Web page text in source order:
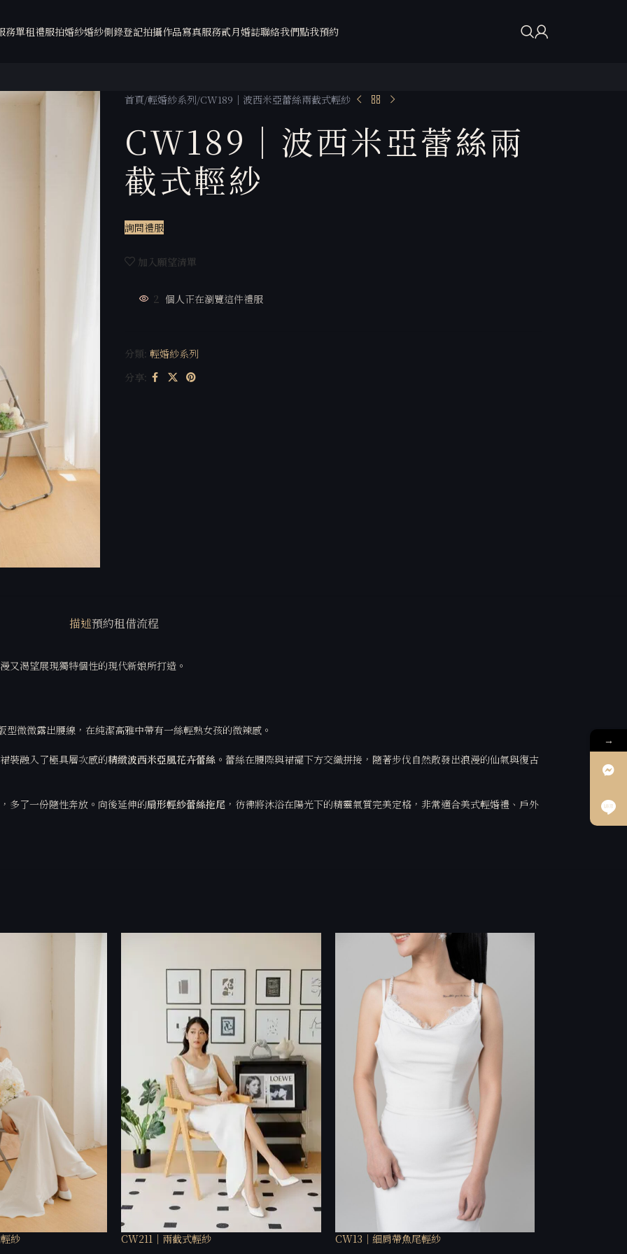
務單租禮服拍婚紗婚紗側錄登記拍攝作品寫真服務貳月婚誌聯絡我們點我預約
首頁 輕婚紗系列 CW189｜波西米亞蕾絲兩截式輕紗
CW189｜波西米亞蕾絲兩
截式輕紗
詢問禮服
加入願望清單
2 個人正在瀏覽這件禮服
分類: 輕婚紗系列
分享:
描述預約租借流程
又渴望展現獨特個性的現代新娘所打造。
微微露出腰線，在純潔高雅中帶有一絲輕熟女孩的微辣感。
裝融入了極具層次感的精緻波西米亞風花卉蕾絲 。蕾絲在腰際與裙襬下方交織拼接，隨著步伐自然散發出浪漫的仙氣與復古
多了一份隨性奔放。向後延伸的扇形輕紗蕾絲拖尾 ，彷彿將沐浴在陽光下的精靈氣質完美定格，非常適合美式輕婚禮、戶外
紗 CW211｜兩截式輕紗 CW13｜細肩帶魚尾輕紗
→